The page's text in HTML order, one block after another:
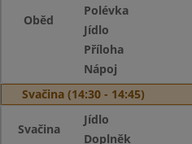
Oběd
Polévka
Jídlo
Příloha
Nápoj
Svačina (14:30 - 14:45)
Svačina
Jídlo
Doplněk